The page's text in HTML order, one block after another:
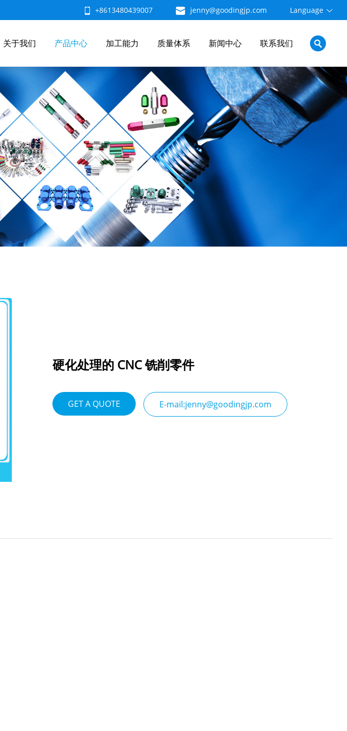
+8613480439007 jenny@goodingjp.com Language
关于我们 产品中心 加工能力 质量体系 新闻中心 联系我们
硬化处理的 CNC 铣削零件
GET A QUOTE E-mail:jenny@goodingjp.com